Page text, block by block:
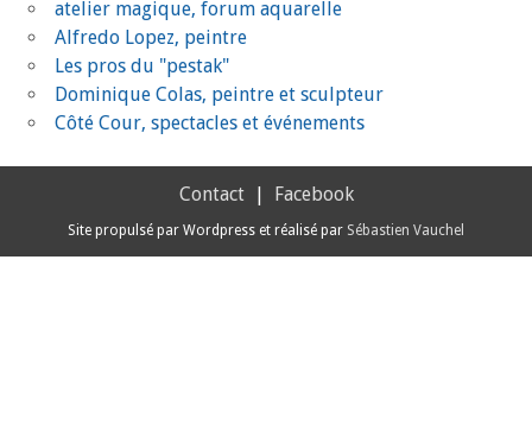
atelier magique, forum aquarelle
Alfredo Lopez, peintre
Les pros du "pestak"
Dominique Colas, peintre et sculpteur
Côté Cour, spectacles et événements
Contact| Facebook
Site propulsé par Wordpress et réalisé par Sébastien Vauchel